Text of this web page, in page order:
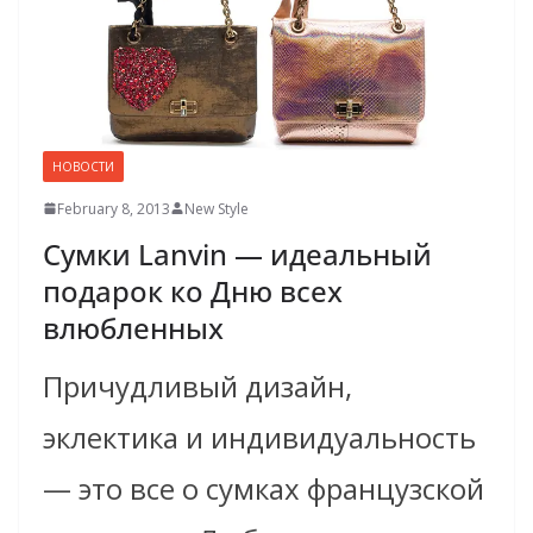
НОВОСТИ
February 8, 2013 New Style
Сумки Lanvin — идеальный
подарок ко Дню всех
влюбленных
Причудливый дизайн,
эклектика и индивидуальность
— это все о сумках французской